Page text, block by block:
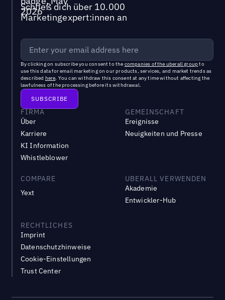
Schließ dich über 10.000
Marketingexpert:innen an
By clicking on subscribe you consent to the companies of the uberall groupto
use this data for email marketing on our products, services, and market trends as
described here. You can withdraw this consent at any time without affecting the
lawfulness of the processing before its withdrawal.
FIRMA
Über
Karriere
KI Information
Whistleblower
GEMEINSCHAFT
Ereignisse
Neuigkeiten und Presse
COMPARE
Yext
UBERALL VERWENDEN
Akademie
Entwickler-Hub
RECHTLICHES
Imprint
Datenschutzhinweise
Cookie-Einstellungen
Trust Center